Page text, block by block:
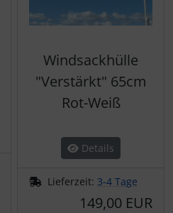
Windsackhülle
"Verstärkt" 65cm
Rot-Weiß
Details
Lieferzeit: 3-4 Tage
149,00 EUR